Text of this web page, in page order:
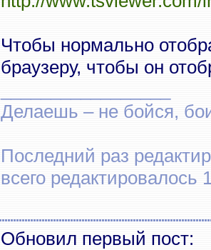
Чтобы нормально
браузеру, чтобы он
Делаешь – не бойся,
Последний раз
всего редактировалось
Обновил первый пост: